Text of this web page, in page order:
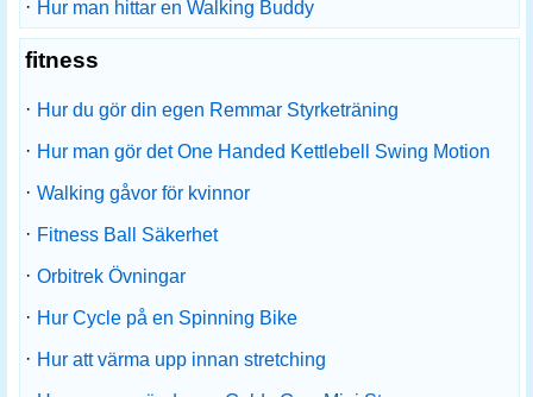
· Hur man hittar en Walking Buddy
fitness
· Hur du gör din egen Remmar Styrketräning
· Hur man gör det One Handed Kettlebell Swing Motion
· Walking gåvor för kvinnor
· Fitness Ball Säkerhet
· Orbitrek Övningar
· Hur Cycle på en Spinning Bike
· Hur att värma upp innan stretching